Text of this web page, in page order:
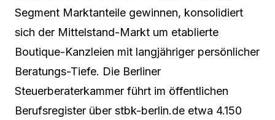
Segment Marktanteile gewinnen, konsolidiert
sich der Mittelstand-Markt um etablierte
Boutique-Kanzleien mit langjähriger persönlicher
Beratungs-Tiefe. Die Berliner
Steuerberaterkammer führt im öffentlichen
Berufsregister über stbk-berlin.de etwa 4.150